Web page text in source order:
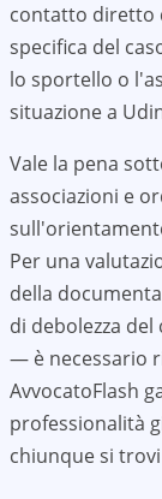
contatto diretto
specifica del
lo sportello o
situazione a
Vale la pena
associazioni e
Per una
della
di debolezza
— è necessario
AvvocatoFlash
professionalità
chiunque si